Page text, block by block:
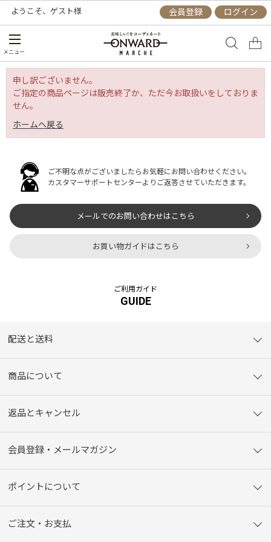
ようこそ、 ゲスト様 会員登録 ログイン
メニュー
申し訳ございません。
ご指定の商品ページは販売終了か、ただ今お取扱いをしておりま
せん。
ホームへ戻る
ご不明な点がございましたらお気軽にお問い合わせください。
カスタマーサポートセンターよりご返答させていただきます。
メールでのお問い合わせはこちら
お買い物ガイドはこちら
ご利用ガイド
GUIDE
配送と送料
商品について
返品とキャンセル
会員登録・メールマガジン
ポイントについて
ご注文・お支払